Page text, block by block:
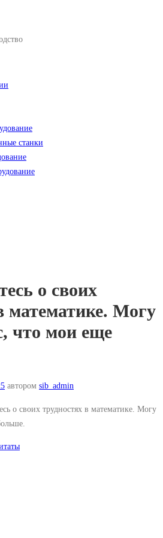
станки
о своих
математике. Могу
что мои еще
автором sib_admin
о своих трудностях в математике. Могу